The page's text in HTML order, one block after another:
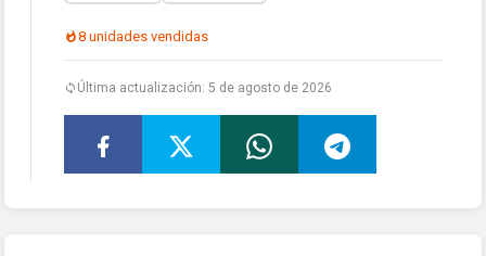
8 unidades vendidas
Última actualización: 5 de agosto de 2026